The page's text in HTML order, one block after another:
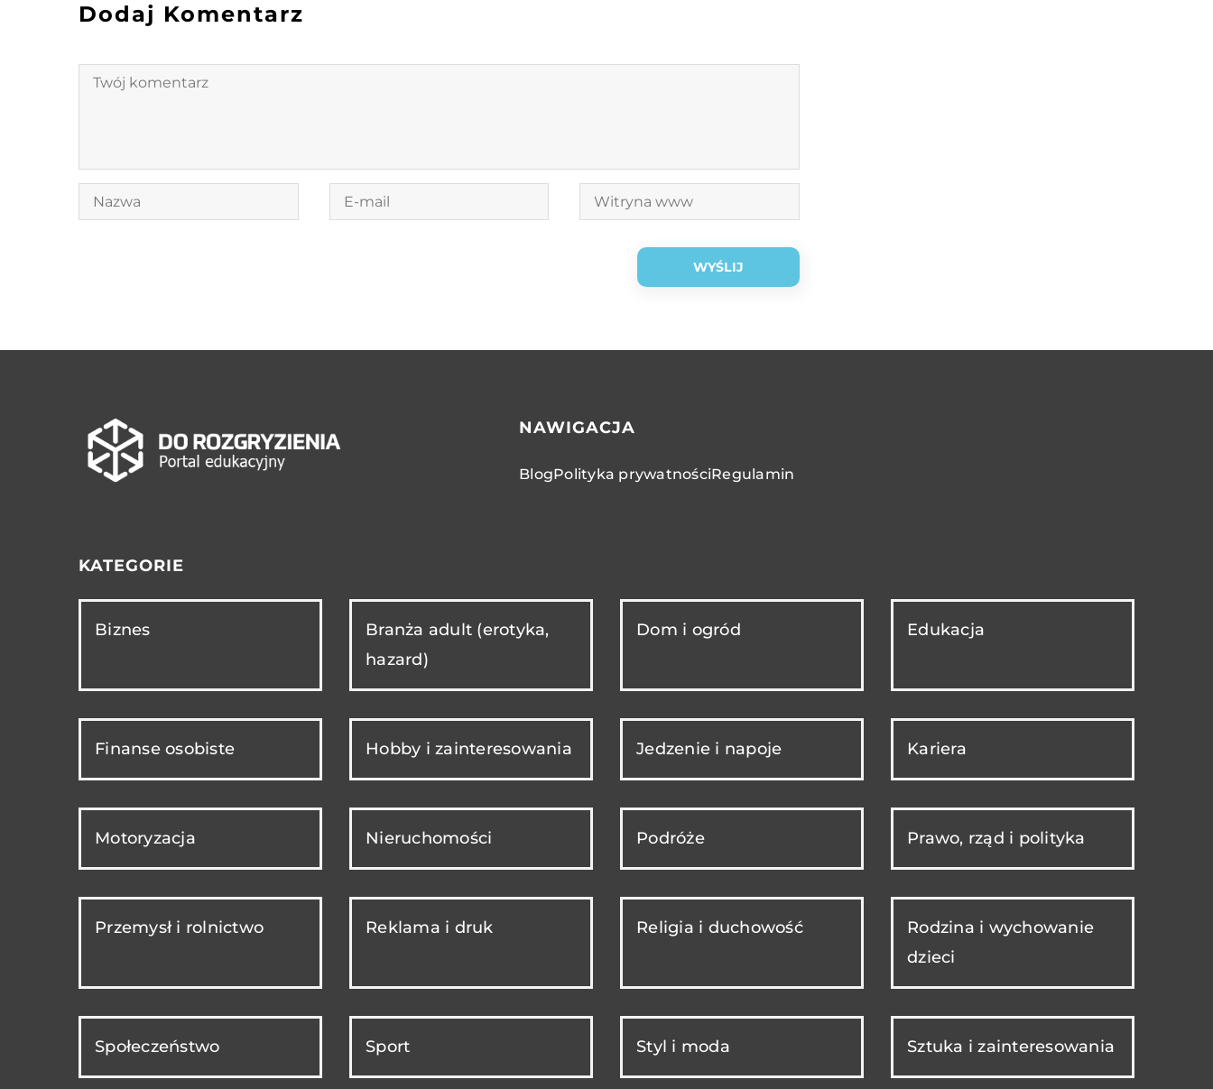
Dodaj Komentarz
NAWIGACJA
BlogPolityka prywatnościRegulamin
KATEGORIE
Biznes
Branża adult (erotyka,
hazard)
Dom i ogród Edukacja
Finanse osobiste Hobby i zainteresowania Jedzenie i napoje Kariera
Motoryzacja Nieruchomości Podróże Prawo, rząd i polityka
Przemysł i rolnictwo Reklama i druk Religia i duchowość
Rodzina i wychowanie
dzieci
Społeczeństwo Sport Styl i moda Sztuka i zainteresowania